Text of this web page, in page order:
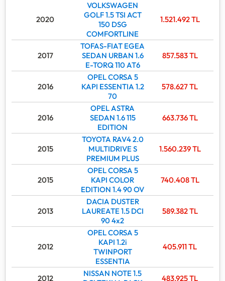
2020
VOLKSWAGEN
GOLF 1.5 TSI ACT
150 DSG
COMFORTLINE
1.521.492TL
2017
TOFAS-FIAT EGEA
SEDAN URBAN 1.6
E-TORQ 110 AT6
857.583TL
2016
OPEL CORSA 5
KAPI ESSENTIA 1.2
70
578.627TL
2016
OPEL ASTRA
SEDAN 1.6 115
EDITION
663.736TL
2015
TOYOTA RAV4 2.0
MULTIDRIVE S
PREMIUM PLUS
1.560.239TL
2015
OPEL CORSA 5
KAPI COLOR
EDITION 1.4 90 OV
740.408TL
2013
DACIA DUSTER
LAUREATE 1.5 DCI
90 4x2
589.382TL
2012
OPEL CORSA 5
KAPI 1.2i
TWINPORT
ESSENTIA
405.911TL
2012
NISSAN NOTE 1.5
483.925TL